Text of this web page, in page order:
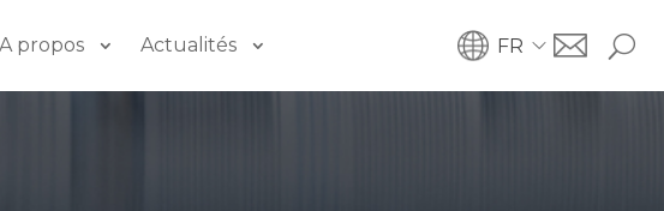
A propos Actualités FR